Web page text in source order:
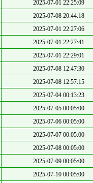
2025-07-01 22:25:09
2025-07-08 20:44:18
2025-07-01 22:27:06
2025-07-01 22:27:41
2025-07-01 22:29:01
2025-07-08 12:47:30
2025-07-08 12:57:15
2025-07-04 00:13:23
2025-07-05 00:05:00
2025-07-06 00:05:00
2025-07-07 00:05:00
2025-07-08 00:05:00
2025-07-09 00:05:00
2025-07-10 00:05:00